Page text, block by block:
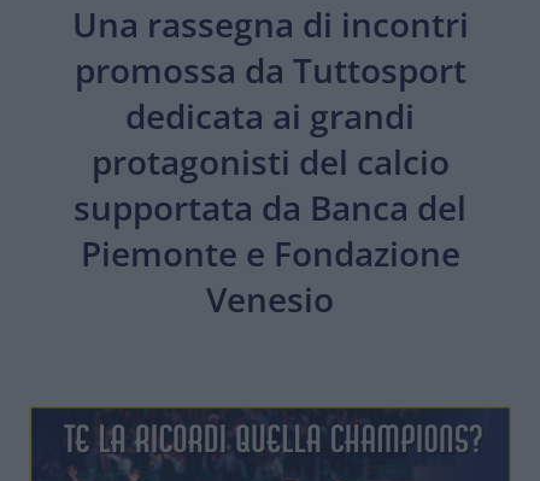
Una rassegna di incontri
promossa da Tuttosport
dedicata ai grandi
protagonisti del calcio
supportata da Banca del
Piemonte e Fondazione
Venesio